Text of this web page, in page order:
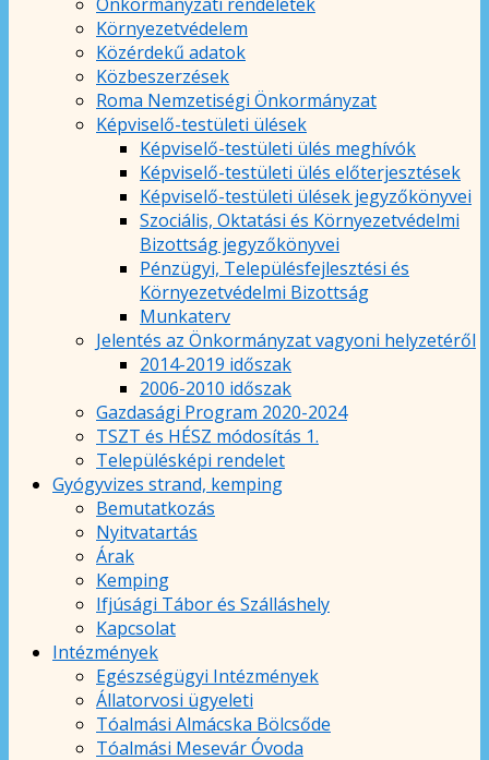
Környezetvédelem
Közérdekű adatok
Közbeszerzések
Roma Nemzetiségi Önkormányzat
Képviselő-testületi ülések
Képviselő-testületi ülés meghívók
Képviselő-testületi ülés előterjesztések
Képviselő-testületi ülések jegyzőkönyvei
Szociális, Oktatási és Környezetvédelmi
Bizottság jegyzőkönyvei
Pénzügyi, Településfejlesztési és
Környezetvédelmi Bizottság
Munkaterv
Jelentés az Önkormányzat vagyoni helyzetéről
2014-2019 időszak
2006-2010 időszak
Gazdasági Program 2020-2024
TSZT és HÉSZ módosítás 1.
Településképi rendelet
Gyógyvizes strand, kemping
Bemutatkozás
Nyitvatartás
Árak
Kemping
Ifjúsági Tábor és Szálláshely
Kapcsolat
Intézmények
Egészségügyi Intézmények
Állatorvosi ügyeleti
Tóalmási Almácska Bölcsőde
Tóalmási Mesevár Óvoda